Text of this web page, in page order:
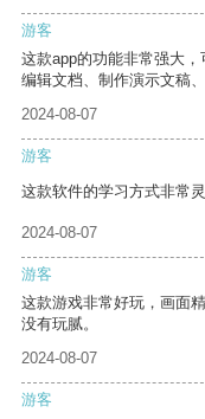
游客
这款app的功能非常强大
编辑文档、制作演示文稿
2024-08-07
游客
这款软件的学习方式非常
2024-08-07
游客
这款游戏非常好玩，画面
没有玩腻。
2024-08-07
游客